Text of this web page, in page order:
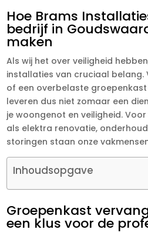
Hoe Brams
bedrijf in
maken
Als wij het over veiligheid
installaties van cruciaal belang.
of een overbelaste groepenkast
leveren dus niet zomaar een
je woongenot en veiligheid.
als elektra renovatie,
storingen staan onze
Inhoudsopgave
Groepenkast
een klus voor de